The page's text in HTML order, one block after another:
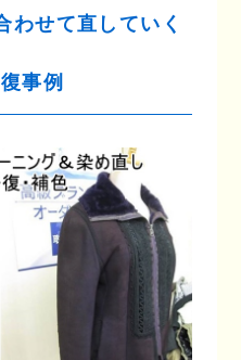
せて直していく
事例